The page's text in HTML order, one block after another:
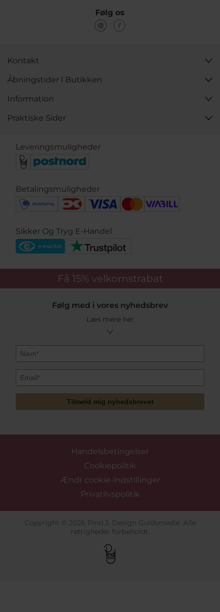
Oplev vores håndlavede kollektion af hjerteringe og
find det smykke, der bedst afspejler din stil og følelser.
Følg os
Kontakt
Åbningstider I Butikken
Information
Praktiske Sider
Leveringsmuligheder
Betalingsmuligheder
Sikker Og Tryg E-Handel
Få 15% velkomstrabat
Følg med i vores nyhedsbrev
Læs mere her
Tilmeld mig nyhedsbrevet
Handelsbetingelser
Cookiepolitik
Ændr cookie-indstillinger
Privatlivspolitik
Copyright © 2026 Pind J. Design Guldsmedie. Alle
rettigheder forbeholdt.